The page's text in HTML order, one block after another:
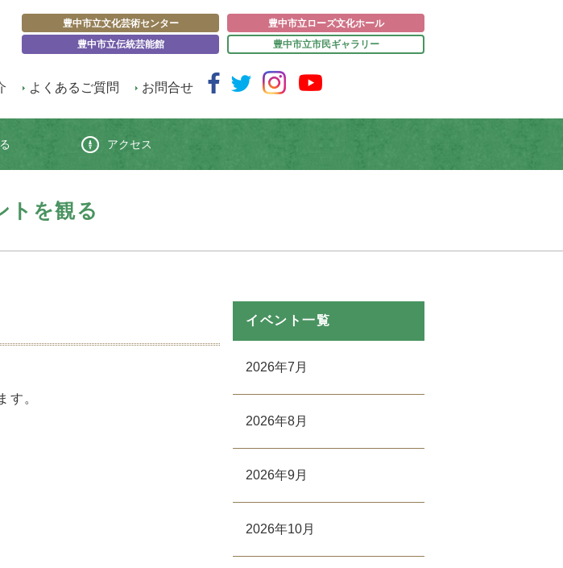
豊中市立文化芸術センター
豊中市立ローズ文化ホール
豊中市立伝統芸能館
豊中市立市民ギャラリー
よくあるご質問 お問合せ
アクセス
トを観る
す。
イベント一覧
2026年7月
2026年8月
2026年9月
2026年10月